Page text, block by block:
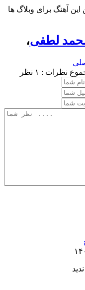
این آهنگ برای وبلاگ ها
،لطفی
نظرات : ۱ نظر